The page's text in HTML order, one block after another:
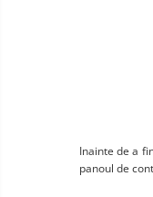
Inainte de a
panoul de